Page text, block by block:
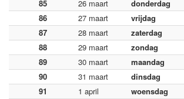
85
26 maart donderdag
86
27 maart vrijdag
87
28 maart zaterdag
88
29 maart zondag
89
30 maart maandag
90
31 maart dinsdag
91
1 april woensdag